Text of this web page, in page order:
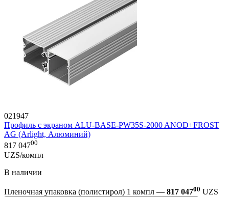
021947
Профиль с экраном ALU-BASE-PW35S-2000 ANOD+FROST
AG (Arlight, Алюминий)
817 04700
UZS/компл
В наличии
Пленочная упаковка (полистирол) 1 компл — 817 04700 UZS